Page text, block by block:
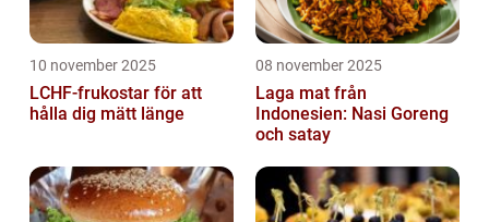
10 november 2025
LCHF-frukostar för att
hålla dig mätt länge
08 november 2025
Laga mat från
Indonesien: Nasi Goreng
och satay